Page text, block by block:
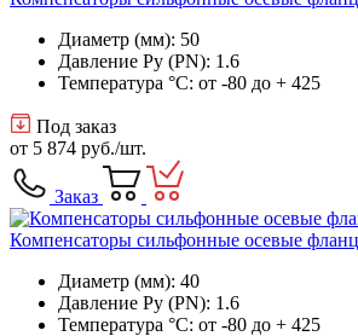
Диаметр (мм): 50
Давление Ру (PN): 1.6
Температура °C: от -80 до + 425
Под заказ
от 5 874 руб./шт.
Заказ
Компенсаторы сильфонные осевые
Диаметр (мм): 40
Давление Ру (PN): 1.6
Температура °C: от -80 до + 425